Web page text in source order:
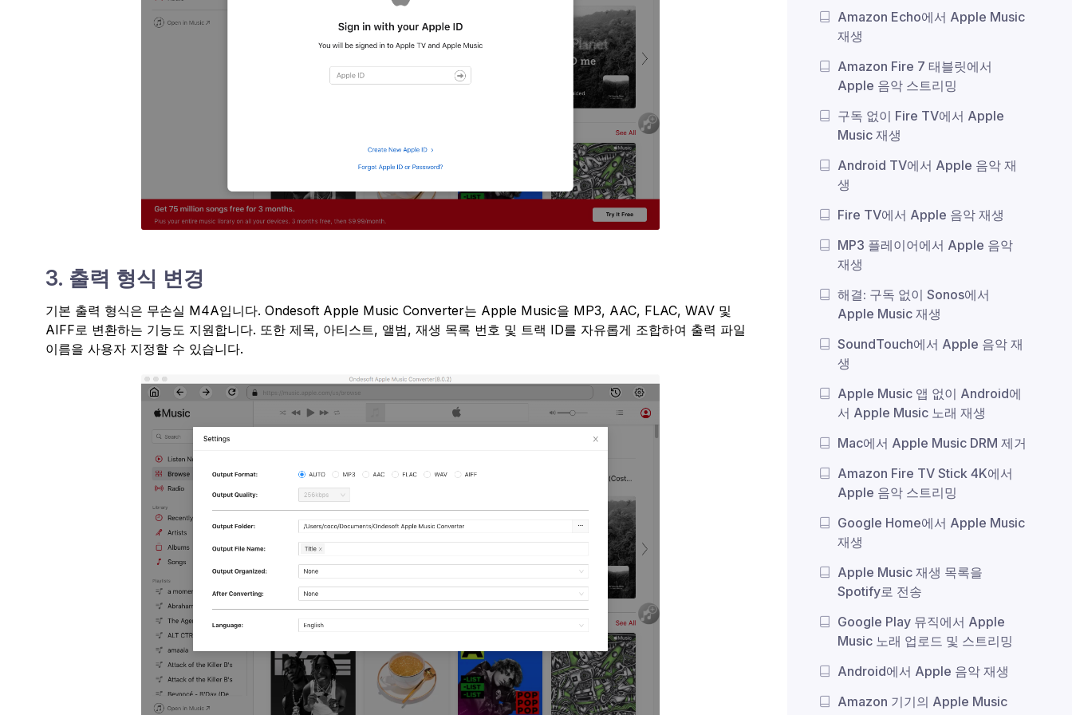
3. 출력 형식 변경
기본 출력 형식은 무손실 M4A입니다. Ondesoft Apple Music Converter는 Apple Music을 MP3, AAC, FLAC, WAV 및
AIFF로 변환하는 기능도 지원합니다. 또한 제목, 아티스트, 앨범, 재생 목록 번호 및 트랙 ID를 자유롭게 조합하여 출력 파일
이름을 사용자 지정할 수 있습니다.
Amazon Echo에서 Apple Music
재생
Amazon Fire 7 태블릿에서
Apple 음악 스트리밍
구독 없이 Fire TV에서 Apple
Music 재생
Android TV에서 Apple 음악 재
생
Fire TV에서 Apple 음악 재생
MP3 플레이어에서 Apple 음악
재생
해결: 구독 없이 Sonos에서
Apple Music 재생
SoundTouch에서 Apple 음악 재
생
Apple Music 앱 없이 Android에
서 Apple Music 노래 재생
Mac에서 Apple Music DRM 제거
Amazon Fire TV Stick 4K에서
Apple 음악 스트리밍
Google Home에서 Apple Music
재생
Apple Music 재생 목록을
Spotify로 전송
Google Play 뮤직에서 Apple
Music 노래 업로드 및 스트리밍
Android에서 Apple 음악 재생
Amazon 기기의 Apple Music